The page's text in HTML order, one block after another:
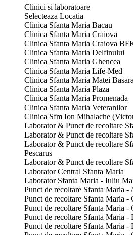
Clinici si laboratoare
Selecteaza Locatia
Clinica Sfanta Maria Bacau
Clinica Sfanta Maria Craiova
Clinica Sfanta Maria Craiova
Clinica Sfanta Maria Delfinului
Clinica Sfanta Maria Ghencea
Clinica Sfanta Maria Life-Med
Clinica Sfanta Maria Matei
Clinica Sfanta Maria Plaza
Clinica Sfanta Maria Promenada
Clinica Sfanta Maria Veteranilor
Clinica Sfm Ion Mihalache
Laborator & Punct de recoltare
Laborator & Punct de recoltare
Laborator & Punct de recoltare
Pescarus
Laborator & Punct de recoltare
Laborator Central Sfanta Maria
Laborator Sfanta Maria - Iuliu
Punct de recoltare Sfanta Maria -
Punct de recoltare Sfanta Maria -
Punct de recoltare Sfanta Maria -
Punct de recoltare Sfanta Maria -
Punct de recoltare Sfanta Maria -